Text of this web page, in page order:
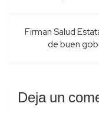
entradas
Firman Salud
de buen
Deja un